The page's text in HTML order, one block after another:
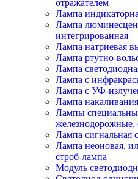
отражателем
Лампа
Лампа
интегрированная
Лампа натриевая
Лампа ртутно-
Лампа
Лампа с
Лампа с УФ-
Лампа
Лампы
железнодорожные,
Лампа сигнальная
Лампа неоновая,
строб-лампа
Модуль